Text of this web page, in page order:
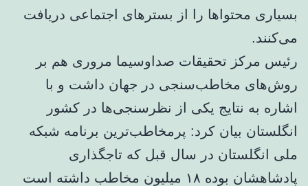
بسیاری محتواها را از بسترهای اجتماعی دریافت
می‌کنند.
رئیس مرکز تحقیقات صداوسیما مروری هم بر
روش‌های مخاطب‌سنجی در جهان داشت و با
اشاره به نتایج یکی از نظرسنجی‌ها در کشور
انگلستان بیان کرد: پرمخاطب‌ترین برنامه شبکه
ملی انگلستان در سال قبل که تاجگذاری
پادشاهشان بوده ۱۸ میلیون مخاطب داشته است